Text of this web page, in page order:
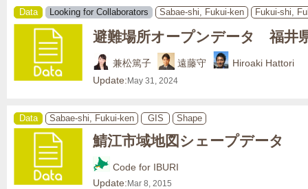
Data Looking for Collaborators Sabae-shi, Fukui-ken Fukui-shi,
避難場所オープンデータ 福井
兼松篤子 遠藤守
Hiroaki Hattori
Update: May 31, 2024
Data Sabae-shi, Fukui-ken GIS Shape
鯖江市域地図シェープデータ
Code for IBURI
Update: Mar 8, 2015